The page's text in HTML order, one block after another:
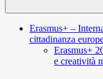
Erasmus+ –
cittadinanza
Erasmus+
e creatività